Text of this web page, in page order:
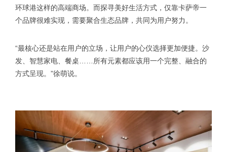
环球港这样的高端商场。而探寻美好生活方式，仅靠卡萨帝一
个品牌很难实现，需要聚合生态品牌，共同为用户努力。
“最核心还是站在用户的立场，让用户的心仪选择更加便捷。沙
发、智慧家电、餐桌……所有元素都应该用一个完整、融合的
方式呈现。”徐萌说。